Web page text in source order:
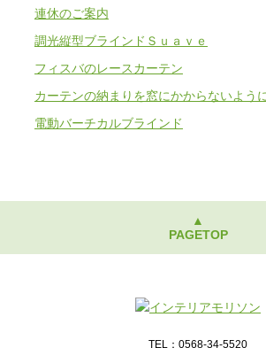
連休のご案内
調光縦型ブラインドＳｕａｖｅ
フィスバのレースカーテン
カーテンの納まりを窓にかからないよう
電動バーチカルブラインド
▲
PAGETOP
TEL：0568-34-5520